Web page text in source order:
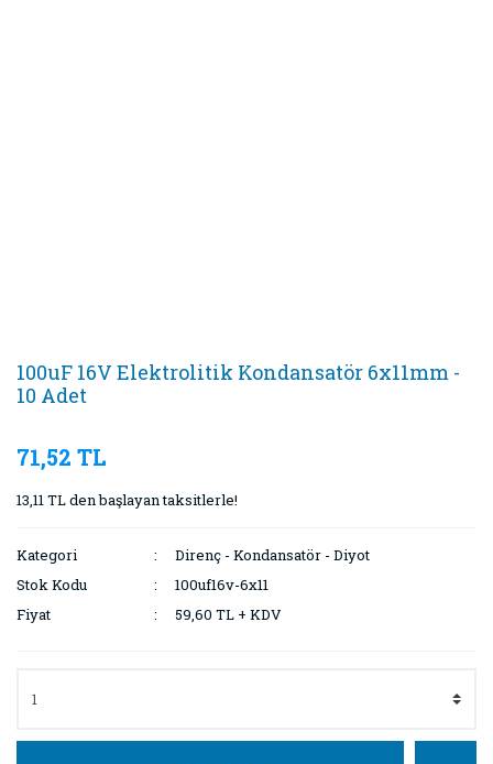
100uF 16V Elektrolitik Kondansatör 6x11mm -
10 Adet
71,52 TL
13,11 TL den başlayan taksitlerle!
Kategori
Direnç - Kondansatör - Diyot
Stok Kodu
100uf16v-6x11
Fiyat
59,60 TL + KDV